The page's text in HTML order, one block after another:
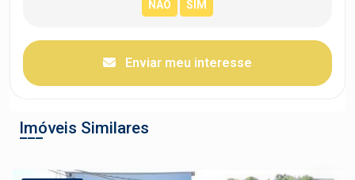
Enviar meu interesse
Imóveis Similares